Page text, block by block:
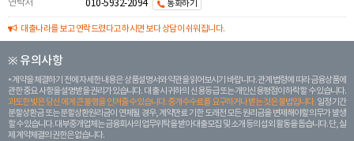
연락처 010-5932-2094 통화하기
대출나라를 보고 연락드렸다고 하시면 보다 상담이 쉬워집니다.
※ 유의사항
계약을 체결하기 전에 자세한 내용은 상품설명서와 약관을 읽어보시기 바랍니다. 관계 법령에 따라 금융상품에
관한 중요 사항을 설명받을 권리가 있습니다. 대 출 시 귀하의 신용등급 또는 개인신용평점이 하락할 수 있습니다.
과도한 빚은 당신 에게 큰 불행을 안겨줄 수 있습니다. 중개수수료를 요구하거나 받는 것은 불법입니다. 일정 기간
분할상환금 또는 분할상환원리금이 연체될 경우, 계약만료 기한 도래전 모든 원리금을 변제해야할 의무가 발생
할 수 있습니다. 대부중개업체는 금융회사의 업무위탁을 받아 대출모집 및 소개 등의 섭외 활동을 돕습니다. 단, 실
제 계약체결의 권한은 없습니다.